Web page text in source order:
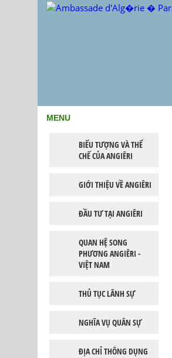
MENU
BIỂU TƯỢNG VÀ THỂ
CHẾ CỦA ANGIÊRI
GIỚI THIỆU VỀ ANGIÊRI
ĐẦU TƯ TẠI ANGIÊRI
QUAN HỆ SONG
PHƯƠNG ANGIÊRI -
VIỆT NAM
THỦ TỤC LÃNH SỰ
NGHĨA VỤ QUÂN SỰ
ĐỊA CHỈ THÔNG DỤNG